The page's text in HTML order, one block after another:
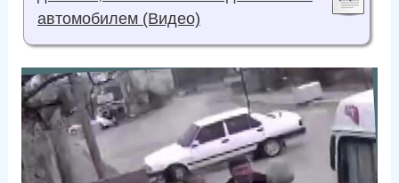
автомобилем (Видео)